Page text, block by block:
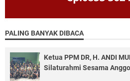
PALING BANYAK DIBACA
Ketua PPM DR, H. ANDI
Silaturahmi Sesama